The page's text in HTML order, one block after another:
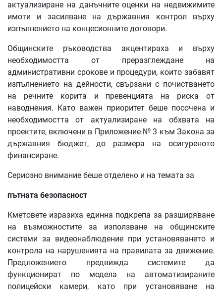
актуализиране на данъчните оценки на недвижимите
имоти и засилване на държавния контрол върху
изпълнението на концесионните договори.
Общинските ръководства акцентираха и върху
необходимостта от преразглеждане на
административни срокове и процедури, които забавят
изпълнението на дейности, свързани с почистването
на речните корита и превенцията на риска от
наводнения. Като важен приоритет беше посочена и
необходимостта от актуализиране на обхвата на
проектите, включени в Приложение № 3 към Закона за
държавния бюджет, до размера на осигуреното
финансиране.
Сериозно внимание беше отделено и на темата за
пътната безопасност
Кметовете изразиха единна подкрепа за разширяване
на възможностите за използване на общинските
системи за видеонаблюдение при установяването и
контрола на нарушенията на правилата за движение.
Предложението предвижда системите да
функционират по модела на автоматизираните
полицейски камери, като при установяване на